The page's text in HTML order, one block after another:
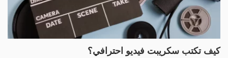
كيف تكتب سكريبت فيديو احترافي؟